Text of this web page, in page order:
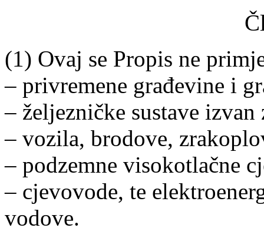
(1) Ovaj se Propis ne
– privremene građevine i
– željezničke sustave
– vozila, brodove,
– podzemne visokotlačne
– cjevovode, te
vodove.